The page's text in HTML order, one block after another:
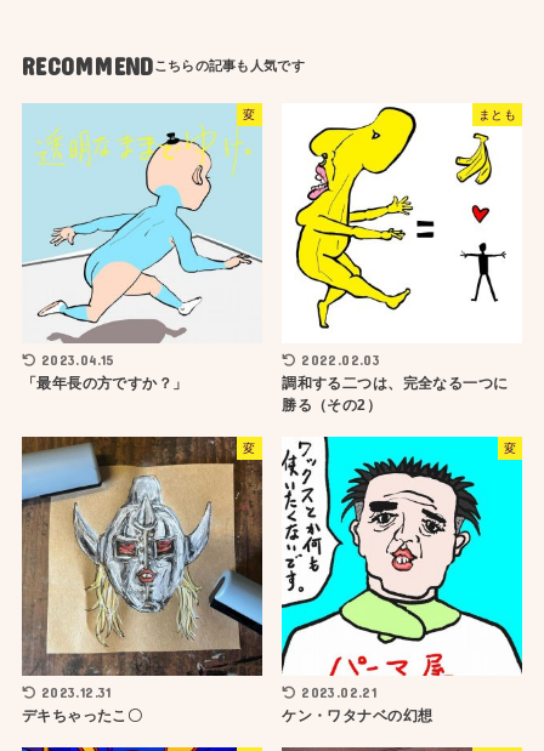
RECOMMEND
変
2023.04.15
「最年長の方ですか？」
まとも
2022.02.03
調和する二つは、完全なる一つに
勝る（その2）
変
2023.12.31
デキちゃったこ〇
変
2023.02.21
ケン・ワタナベの幻想